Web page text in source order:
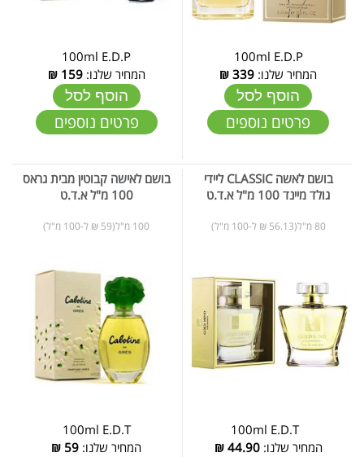
100ml E.D.P
המחיר שלנו: 339
₪
הוסף לסל
פרטים נוספים
100ml E.D.P
המחיר שלנו:159
₪
הוסף לסל
פרטים נוספים
בושם לאשה CLASSIC ליידי
גולד מיינד 100 מ"ל א.ד.ט
80 מ"ל(56.13 ₪ ל-100 מ"ל)
100ml E.D.T
המחיר שלנו:44.90
₪
בושם לאישה קבוטין מבית גראס
100 מ"ל א.ד.ט
100 מ"ל(59 ₪ ל-100 מ"ל)
100ml E.D.T
המחיר שלנו: 59
₪